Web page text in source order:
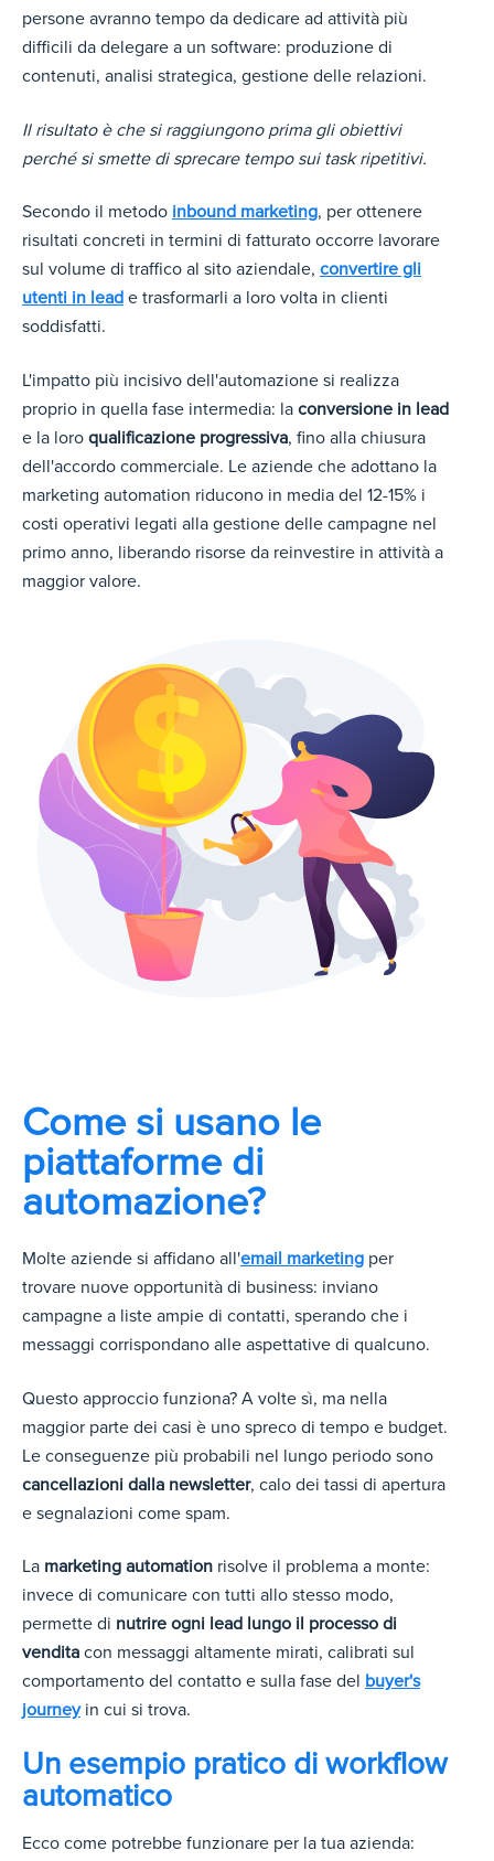
persone avranno tempo da dedicare ad attività più
difficili da delegare a un software: produzione di
contenuti, analisi strategica, gestione delle relazioni.
Il risultato è che si raggiungono prima gli obiettivi
perché si smette di sprecare tempo sui task ripetitivi.
Secondo il metodo inbound marketing, per ottenere
risultati concreti in termini di fatturato occorre lavorare
sul volume di traffico al sito aziendale, convertire gli
utenti in lead e trasformarli a loro volta in clienti
soddisfatti.
L'impatto più incisivo dell'automazione si realizza
proprio in quella fase intermedia: la conversione in lead
e la loro qualificazione progressiva, fino alla chiusura
dell'accordo commerciale. Le aziende che adottano la
marketing automation riducono in media del 12-15% i
costi operativi legati alla gestione delle campagne nel
primo anno, liberando risorse da reinvestire in attività a
maggior valore.
Come si usano le
piattaforme di
automazione?
Molte aziende si affidano all'email marketing per
trovare nuove opportunità di business: inviano
campagne a liste ampie di contatti, sperando che i
messaggi corrispondano alle aspettative di qualcuno.
Questo approccio funziona? A volte sì, ma nella
maggior parte dei casi è uno spreco di tempo e budget.
Le conseguenze più probabili nel lungo periodo sono
cancellazioni dalla newsletter, calo dei tassi di apertura
e segnalazioni come spam.
La marketing automation risolve il problema a monte:
invece di comunicare con tutti allo stesso modo,
permette di nutrire ogni lead lungo il processo di
vendita con messaggi altamente mirati, calibrati sul
comportamento del contatto e sulla fase del buyer's
journeyin cui si trova.
Un esempio pratico di workflow
automatico
Ecco come potrebbe funzionare per la tua azienda: